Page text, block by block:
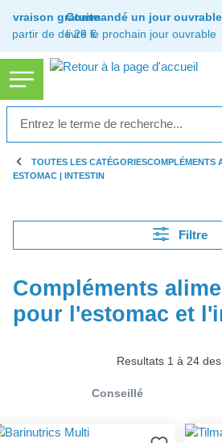
principal
Livraison gratuite
à partir de de 29 €
Commandé un jour
livré le prochain jour ouvrable
TOUTES LES CATÉGORIESCOMPLÉMENTS
ESTOMAC | INTESTIN
Filtre
Compléments
pour l'estomac et
Resultats 1 à 24 des